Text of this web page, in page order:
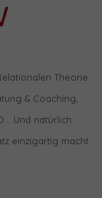
Theorie
& Coaching,
Und natürlich
einzigartig macht.